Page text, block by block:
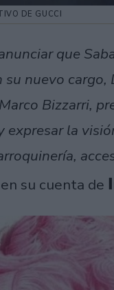
DE GUCCI
que
nuevo
Bizzarri,
la
en su cuenta de